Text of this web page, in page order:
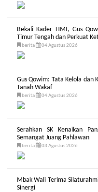
Bekali Kader HMI, Gus
Timur Tengah dan Perkuat
berita 04 Agustus 2026
Gus Qowim: Tata Kelola dan
Tanah Wakaf
berita 04 Agustus 2026
Serahkan SK Kenaikan
Semangat Juang Pahlawan
berita 03 Agustus 2026
Mbak Wali Terima
Sinergi